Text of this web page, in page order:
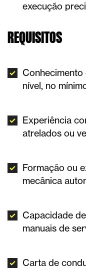
execução
REQUISITOS
Conhecimento
nível, no
Experiência
atrelados ou
Formação ou
mecânica
Capacidade
manuais de
Carta de